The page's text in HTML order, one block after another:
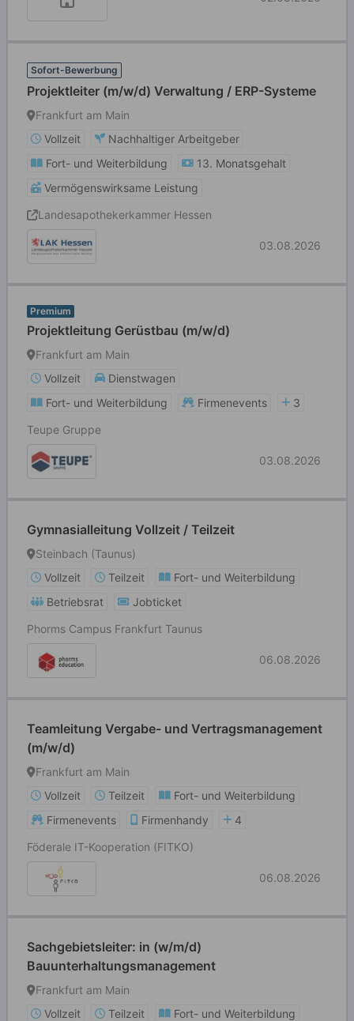
Sofort-Bewerbung
Projektleiter (m/w/d) Verwaltung / ERP-Systeme
Frankfurt am Main
Vollzeit
Nachhaltiger Arbeitgeber
Fort- und Weiterbildung
13. Monatsgehalt
Vermögenswirksame Leistung
Landesapothekerkammer Hessen
03.08.2026
Premium
Projektleitung Gerüstbau (m/w/d)
Frankfurt am Main
Vollzeit
Dienstwagen
Fort- und Weiterbildung
Firmenevents
3
Teupe Gruppe
03.08.2026
Gymnasialleitung Vollzeit / Teilzeit
Steinbach (Taunus)
Vollzeit
Teilzeit
Fort- und Weiterbildung
Betriebsrat
Jobticket
Phorms Campus Frankfurt Taunus
06.08.2026
Teamleitung Vergabe- und Vertragsmanagement
(m/w/d)
Frankfurt am Main
Vollzeit
Teilzeit
Fort- und Weiterbildung
Firmenevents
Firmenhandy
4
Föderale IT-Kooperation (FITKO)
06.08.2026
Sachgebietsleiter: in (w/m/d)
Bauunterhaltungsmanagement
Frankfurt am Main
Vollzeit
Teilzeit
Fort- und Weiterbildung